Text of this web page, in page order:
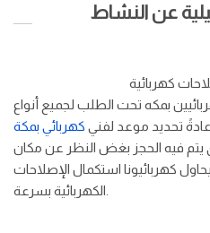
عن النشاط
كهربائية
بمكه تحت الطلب لجميع أنواع
عادةً تحديد موعد لفني كهربائي بمكة
يتم فيه الحجز بغض النظر عن مكان
كهربائيونا استكمال الإصلاحات